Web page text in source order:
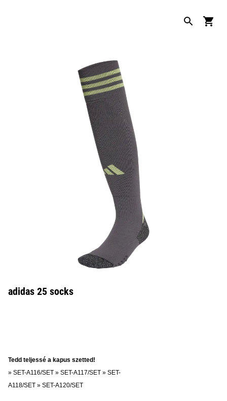
adidas 25 socks
Tedd teljessé a kapus szetted!
» SET-A116/SET » SET-A117/SET » SET-
A118/SET » SET-A120/SET